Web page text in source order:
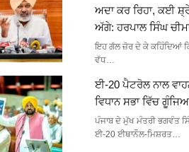
ਅਦਾ ਕਰ ਰਿਹਾ, ਕਈ
ਅੱਗੇ: ਹਰਪਾਲ ਸਿੰਘ
ਇਹ ਗੱਲ ਜ਼ੋਰ ਦੇ ਕੇ ਕਹਿੰਦਿਆਂ
ਵੱਧ…
ਈ-20 ਪੈਟਰੋਲ ਨਾਲ
ਵਿਧਾਨ ਸਭਾ ਵਿੱਚ
ਪੰਜਾਬ ਦੇ ਮੁੱਖ ਮੰਤਰੀ ਭਗਵੰਤ
ਈ-20 ਈਥਾਨੌਲ-ਮਿਸ਼ਰਤ…